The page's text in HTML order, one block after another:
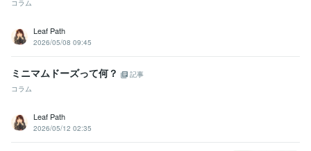
コラム
Leaf Path
2026/05/08 09:45
ミニマムドーズって何？
記事
コラム
Leaf Path
2026/05/12 02:35